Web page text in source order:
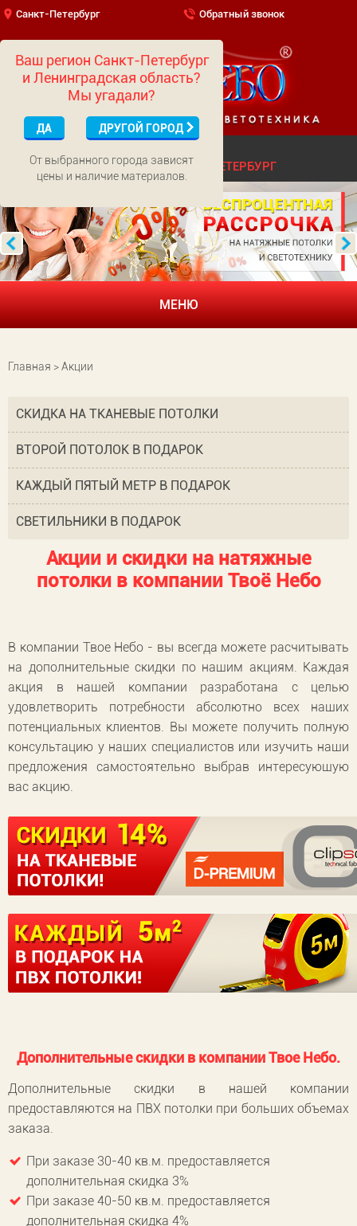
Санкт-Петербург Обратный звонок
(812)322-52-62САНКТ-ПЕТЕРБУРГ
МЕНЮ
Главная > Акции
СКИДКА НА ТКАНЕВЫЕ ПОТОЛКИ
ВТОРОЙ ПОТОЛОК В ПОДАРОК
КАЖДЫЙ ПЯТЫЙ МЕТР В ПОДАРОК
СВЕТИЛЬНИКИ В ПОДАРОК
Акции и скидки на натяжные
потолки в компании Твоё Небо
В компании Твое Небо - вы всегда можете расчитывать
на дополнительные скидки по нашим акциям. Каждая
акция в нашей компании разработана с целью
удовлетворить потребности абсолютно всех наших
потенциальных клиентов. Вы можете получить полную
консультацию у наших специалистов или изучить наши
предложения самостоятельно выбрав интересующую
вас акцию.
Дополнительные скидки в компании Твое Небо.
Дополнительные скидки в нашей компании
предоставляются на ПВХ потолки при больших объемах
заказа.
При заказе 30-40 кв.м. предоставляется
дополнительная скидка 3%
При заказе 40-50 кв.м. предоставляется
дополнительная скидка 4%
Ваш регион Санкт-Петербург
и Ленинградская область?
Мы угадали?
ДА ДРУГОЙ ГОРОД
От выбранного города зависят
цены и наличие материалов.